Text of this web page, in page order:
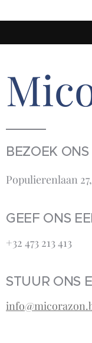
BEZOEK ONS
Populierenlaan
GEEF ONS
+32 473 213 413‬
STUUR ONS